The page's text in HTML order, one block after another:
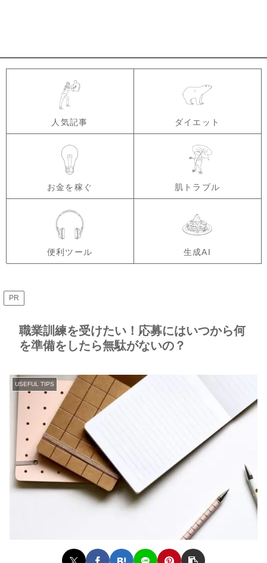
人気記事 ダイエット
お金を稼ぐ 肌トラブル
便利ツール 生成AI
PR
職業訓練を受けたい！応募にはいつから何
を準備をしたら無駄がないの？
USEFUL TIPS